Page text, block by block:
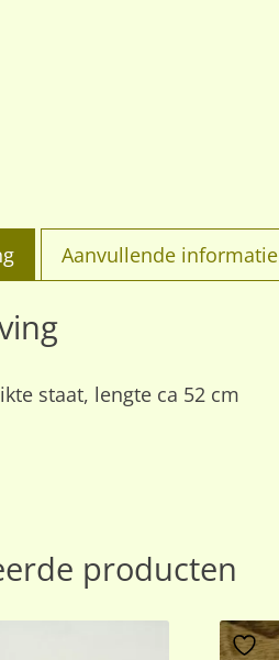
Aanvullende informatie
staat, lengte ca 52 cm
producten